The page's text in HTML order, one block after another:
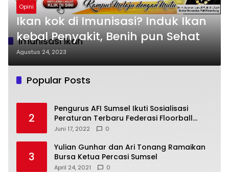
Imunisasi Ikan
Opini
Ikan kok di Imunisasi? Induk Ikan
kebal Penyakit, Benih pun Sehat
Agustus 24, 2023
Popular Posts
2
Pengurus AFI Sumsel Ikuti Sosialisasi
Peraturan Terbaru Federasi Floorball
Internasional
Juni 17, 2022 0
3
Yulian Gunhar dan Ari Tonang Ramaikan
Bursa Ketua Percasi Sumsel
April 24, 2021 0